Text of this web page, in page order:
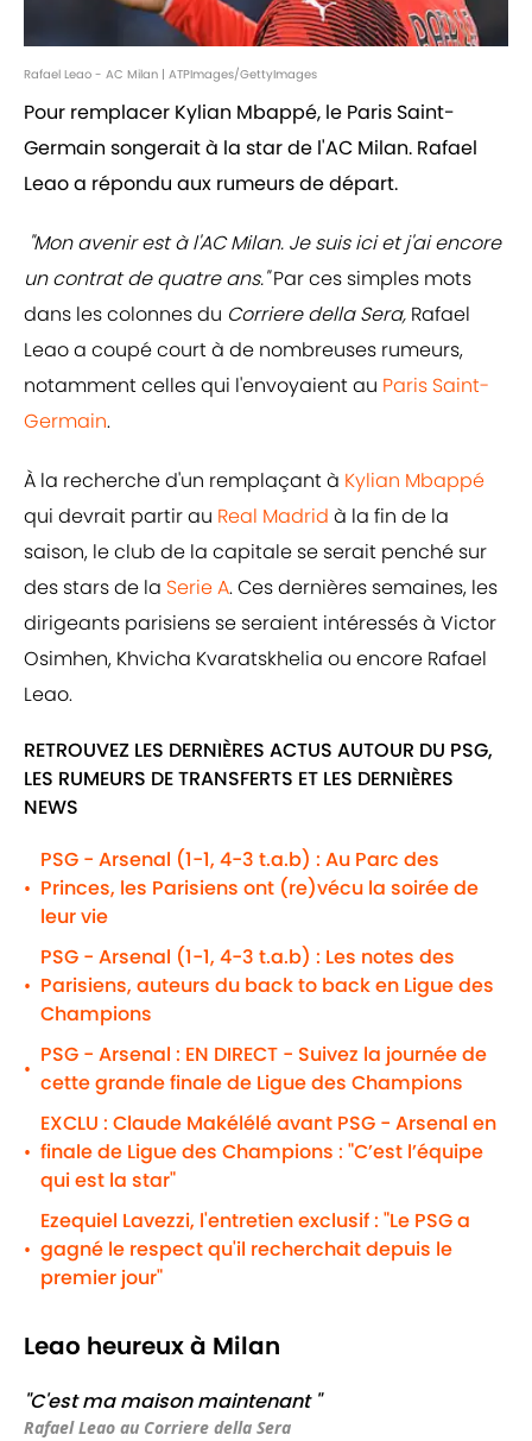
Rafael Leao - AC Milan | ATPImages/GettyImages
Pour remplacer Kylian Mbappé, le Paris Saint-
Germain songerait à la star de l'AC Milan. Rafael
Leao a répondu aux rumeurs de départ.
"Mon avenir est à l'AC Milan. Je suis ici et j'ai encore
un contrat de quatre ans."Par ces simples mots
dans les colonnes du Corriere della Sera, Rafael
Leao a coupé court à de nombreuses rumeurs,
notamment celles qui l'envoyaient au Paris Saint-
Germain.
À la recherche d'un remplaçant à Kylian Mbappé
qui devrait partir au Real Madrid à la fin de la
saison, le club de la capitale se serait penché sur
des stars de la Serie A. Ces dernières semaines, les
dirigeants parisiens se seraient intéressés à Victor
Osimhen, Khvicha Kvaratskhelia ou encore Rafael
Leao.
RETROUVEZ LES DERNIÈRES ACTUS AUTOUR DU PSG,
LES RUMEURS DE TRANSFERTS ET LES DERNIÈRES
NEWS
•
PSG - Arsenal (1-1, 4-3 t.a.b) : Au Parc des
Princes, les Parisiens ont (re)vécu la soirée de
leur vie
•
PSG - Arsenal (1-1, 4-3 t.a.b) : Les notes des
Parisiens, auteurs du back to back en Ligue des
Champions
•
PSG - Arsenal : EN DIRECT - Suivez la journée de
cette grande finale de Ligue des Champions
•
EXCLU : Claude Makélélé avant PSG - Arsenal en
finale de Ligue des Champions : "C’est l’équipe
qui est la star"
•
Ezequiel Lavezzi, l'entretien exclusif : "Le PSG a
gagné le respect qu'il recherchait depuis le
premier jour"
Leao heureux à Milan
"C'est ma maison maintenant "
Rafael Leao au Corriere della Sera